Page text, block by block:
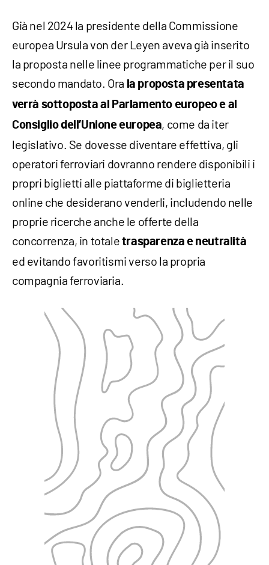
Già nel 2024 la presidente della Commissione
europea Ursula von der Leyen aveva già inserito
la proposta nelle linee programmatiche per il suo
secondo mandato. Ora la proposta presentata
verrà sottoposta al Parlamento europeo e al
Consiglio dell’Unione europea, come da iter
legislativo. Se dovesse diventare effettiva, gli
operatori ferroviari dovranno rendere disponibili i
propri biglietti alle piattaforme di biglietteria
online che desiderano venderli, includendo nelle
proprie ricerche anche le offerte della
concorrenza, in totale trasparenza e neutralità
ed evitando favoritismi verso la propria
compagnia ferroviaria.